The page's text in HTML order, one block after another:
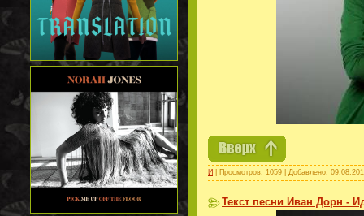
И | Просмотров: 1059 | Добавлено:
Текст песни Иван Дорн -